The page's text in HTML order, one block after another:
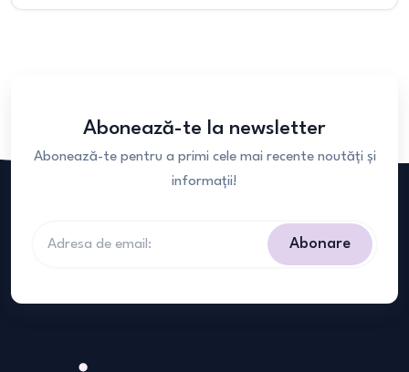
Abonează-te la newsletter
Abonează-te pentru a primi cele mai recente noutăți și
informații!
Abonare